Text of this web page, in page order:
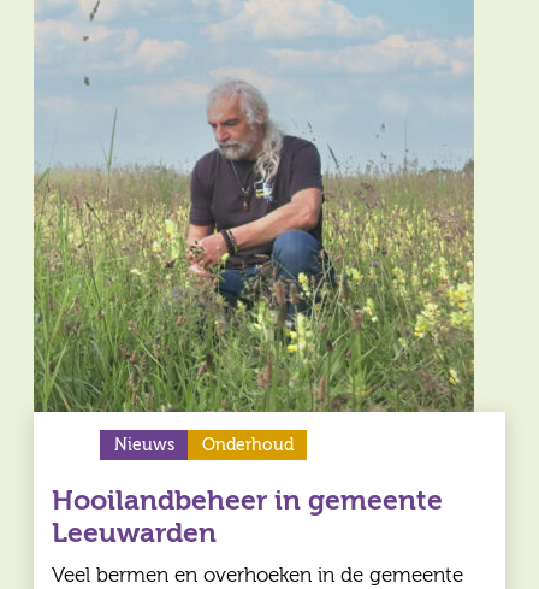
Nieuws Onderhoud
Hooilandbeheer in gemeente
Leeuwarden
Veel bermen en overhoeken in de gemeente